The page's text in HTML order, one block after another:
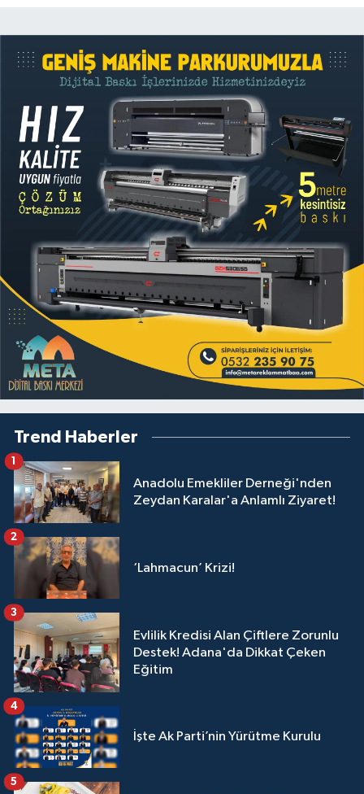
Trend Haberler
Anadolu Emekliler Derneği'nden
Zeydan Karalar'a Anlamlı Ziyaret!
1
‘Lahmacun’ Krizi!
2
Evlilik Kredisi Alan Çiftlere Zorunlu
Destek! Adana'da Dikkat Çeken
Eğitim
3
İşte Ak Parti’nin Yürütme Kurulu
4
5